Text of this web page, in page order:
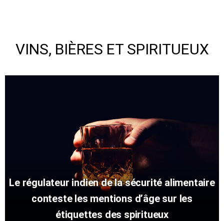
VINS, BIÈRES ET SPIRITUEUX
Le régulateur indien de la sécurité alimentaire
conteste les mentions d’âge sur les
étiquettes des spiritueux